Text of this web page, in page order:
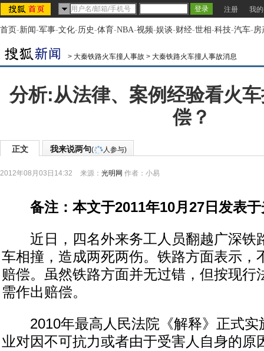
注册 我
首页-新闻-军事-文化-历史-体育-NBA-视频-娱谈-财经-世相-科技-汽车-房
> 大秦铁路火车撞人事故 > 大秦铁路火车撞人事故消息
分析:从法律、案例经验看火
偿？
正文 我来说两句( 人参与)
2012年08月03日14:32 来源： 光明网 作者：小易
备注：本文于2011年10月27日发表于
近日，四名外来务工人员翻越广深铁
车相撞，造成两死两伤。铁路方面表示，
赔偿。虽然铁路方面并无过错，但按现行
需作出赔偿。
2010年最高人民法院《解释》正式实
业对因不可抗力或者由于受害人自身的原